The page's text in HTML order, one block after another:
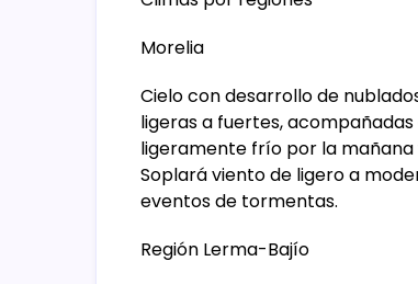
Morelia
Cielo con desarrollo de
ligeras a fuertes,
ligeramente frío por la
Soplará viento de ligero a
eventos de tormentas.
Región Lerma-Bajío